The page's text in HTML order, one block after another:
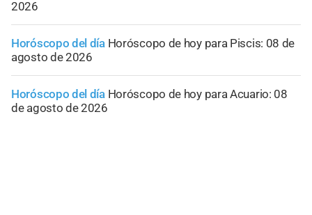
2026
Horóscopo del día Horóscopo de hoy para Piscis: 08 de
agosto de 2026
Horóscopo del día Horóscopo de hoy para Acuario: 08
de agosto de 2026